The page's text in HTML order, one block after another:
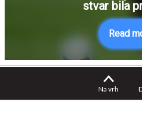
stvar bila
Read
Na vrh